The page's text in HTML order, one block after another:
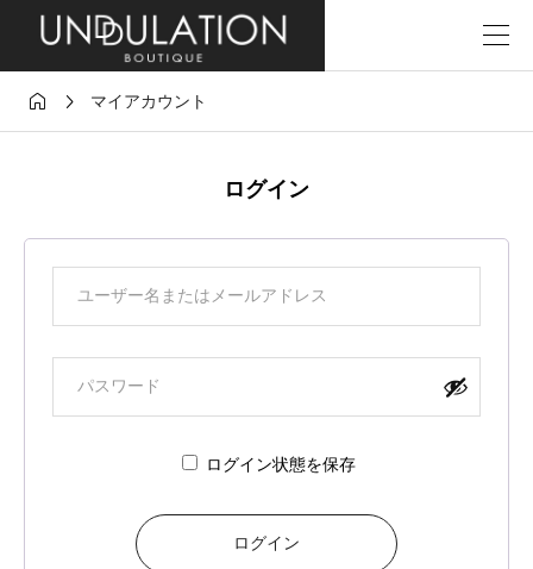
  マイアカウント
ログイン
ログイン状態を保存
ログイン